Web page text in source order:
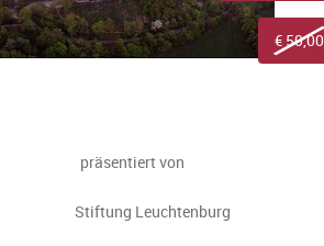
präsentiert von
Stiftung Leuchtenburg
€ 50,00